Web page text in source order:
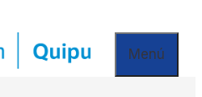
Menú